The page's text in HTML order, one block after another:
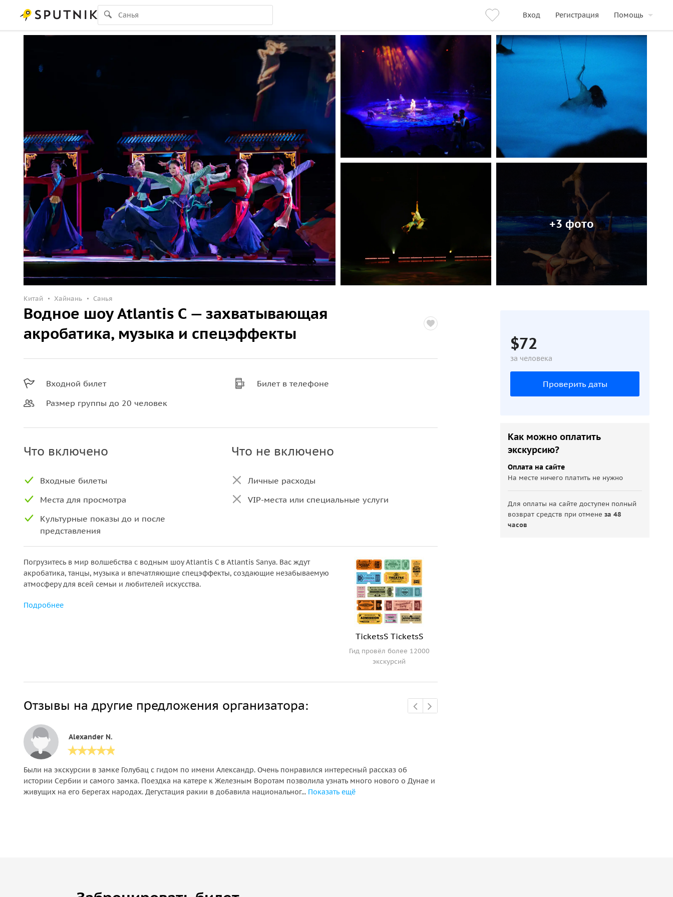
Вход Регистрация Помощь
+3 фото
Китай Хайнань Санья
Водное шоу Atlantis C — захватывающая
акробатика, музыка и спецэффекты
Входной билет
Размер группы до 20 человек
Билет в телефоне
Что включено
Входные билеты
Места для просмотра
Культурные показы до и после
представления
Что не включено
Личные расходы
VIP-места или специальные услуги
Погрузитесь в мир волшебства с водным шоу Atlantis C в Atlantis Sanya. Вас ждут
акробатика, танцы, музыка и впечатляющие спецэффекты, создающие незабываемую
атмосферу для всей семьи и любителей искусства.
Подробнее
TicketsS TicketsS
Гид провёл более 12000
экскурсий
Отзывы на другие предложения организатора:
Alexander N.
Были на экскурсии в замке Голубац с гидом по имени Александр. Очень понравился интересный рассказ об
истории Сербии и самого замка. Поездка на катере к Железным Воротам позволила узнать много нового о Дунае и
живущих на его берегах народах. Дегустация ракии в добавила национальног... Показать ещё
$72
за человека
Проверить даты
Как можно оплатить
экскурсию?
Оплата на сайте
На месте ничего платить не нужно
Для оплаты на сайте доступен полный
возврат средств при отменеза 48
часов